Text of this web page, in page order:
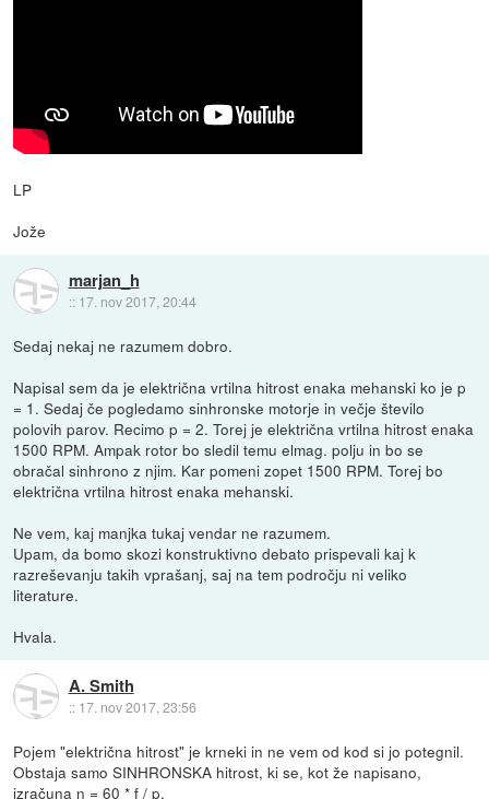
LP
Jože
marjan_h
:: 17. nov 2017, 20:44
Sedaj nekaj ne razumem dobro.
Napisal sem da je električna vrtilna hitrost enaka mehanski ko je p
= 1. Sedaj če pogledamo sinhronske motorje in večje število
polovih parov. Recimo p = 2. Torej je električna vrtilna hitrost enaka
1500 RPM. Ampak rotor bo sledil temu elmag. polju in bo se
obračal sinhrono z njim. Kar pomeni zopet 1500 RPM. Torej bo
električna vrtilna hitrost enaka mehanski.
Ne vem, kaj manjka tukaj vendar ne razumem.
Upam, da bomo skozi konstruktivno debato prispevali kaj k
razreševanju takih vprašanj, saj na tem področju ni veliko
literature.
Hvala.
A. Smith
:: 17. nov 2017, 23:56
Pojem "električna hitrost" je krneki in ne vem od kod si jo potegnil.
Obstaja samo SINHRONSKA hitrost, ki se, kot že napisano,
izračuna n = 60 * f / p.